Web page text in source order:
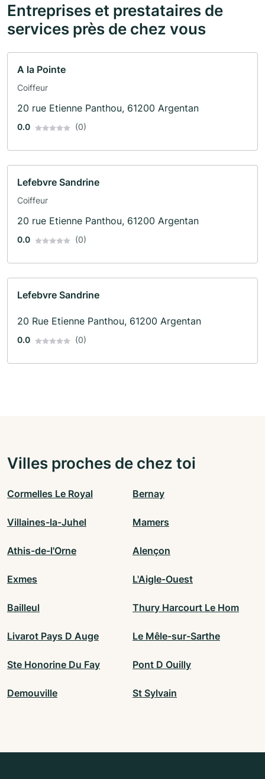
Entreprises et prestataires de
services près de chez vous
A la Pointe
Coiffeur
20 rue Etienne Panthou, 61200 Argentan
0.0 (0)
Lefebvre Sandrine
Coiffeur
20 rue Etienne Panthou, 61200 Argentan
0.0 (0)
Lefebvre Sandrine
20 Rue Etienne Panthou, 61200 Argentan
0.0 (0)
Villes proches de chez toi
Cormelles Le Royal Bernay
Villaines-la-Juhel Mamers
Athis-de-l'Orne Alençon
Exmes L'Aigle-Ouest
Bailleul Thury Harcourt Le Hom
Livarot Pays D Auge Le Mêle-sur-Sarthe
Ste Honorine Du Fay Pont D Ouilly
Demouville St Sylvain